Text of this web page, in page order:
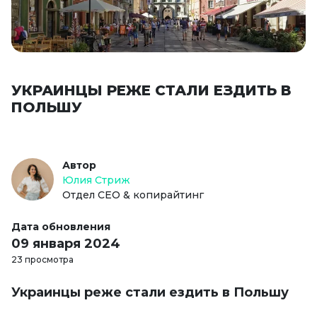
УКРАИНЦЫ РЕЖЕ СТАЛИ ЕЗДИТЬ В
ПОЛЬШУ
Автор
Юлия Стриж
Отдел СЕО & копирайтинг
Дата обновления
09 января 2024
23 просмотра
Украинцы реже стали ездить в Польшу